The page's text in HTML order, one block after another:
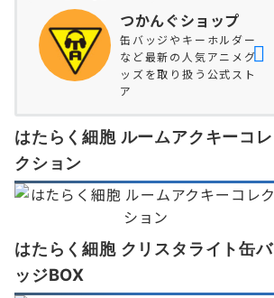
つかんぐショップ
缶バッジやキーホルダー
など最新の人気アニメグ
ッズを取り扱う公式スト
ア
はたらく細胞 ルームアクキーコレ
クション
はたらく細胞 クリスタライト缶バ
ッジBOX